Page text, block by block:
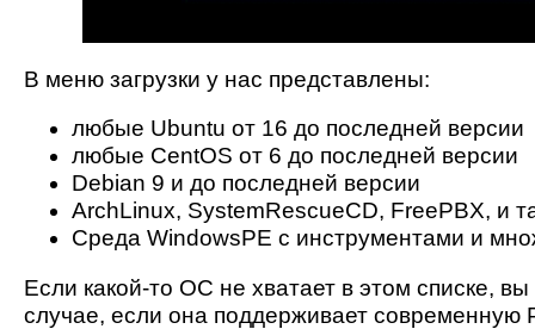
В меню загрузки у нас представлены:
любые Ubuntu от 16 до последней версии
любые CentOS от 6 до последней версии
Debian 9 и до последней версии
ArchLinux, SystemRescueCD, FreePBX, и
Среда WindowsPE с инструментами и
Если какой-то ОС не хватает в этом списке,
случае, если она поддерживает современную